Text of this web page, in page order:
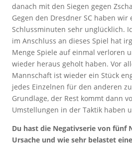
danach mit den Siegen gegen
Gegen den Dresdner SC haben
Schlussminuten sehr unglücklich.
im Anschluss an dieses Spiel hat
Menge Spiele auf einmal verloren
wieder heraus geholt haben. Vor
Mannschaft ist wieder ein Stück
jedes Einzelnen für den anderen
Grundlage, der Rest kommt dann
Umstellungen in der Taktik haben
Du hast die Negativserie von fünf
Ursache und wie sehr belastet